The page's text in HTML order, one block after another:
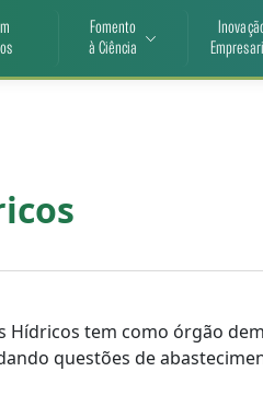
Fomento
à Ciência
Hídricos tem como órgão
questões de